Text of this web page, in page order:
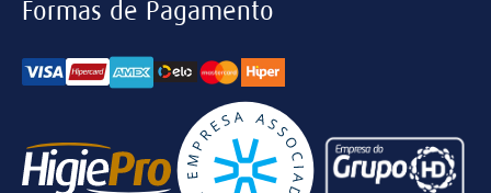
Formas de Pagamento